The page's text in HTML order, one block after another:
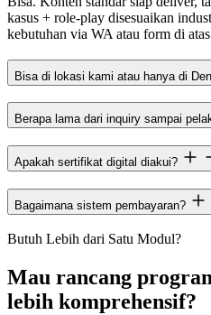
kasus + role-play disesuaikan
kebutuhan via WA atau form di
Bisa di lokasi kami atau hanya di
Berapa lama dari inquiry sampai
Apakah sertifikat digital diakui?
Bagaimana sistem pembayaran?
Butuh Lebih dari Satu Modul?
Mau rancang
lebih komprehensif?